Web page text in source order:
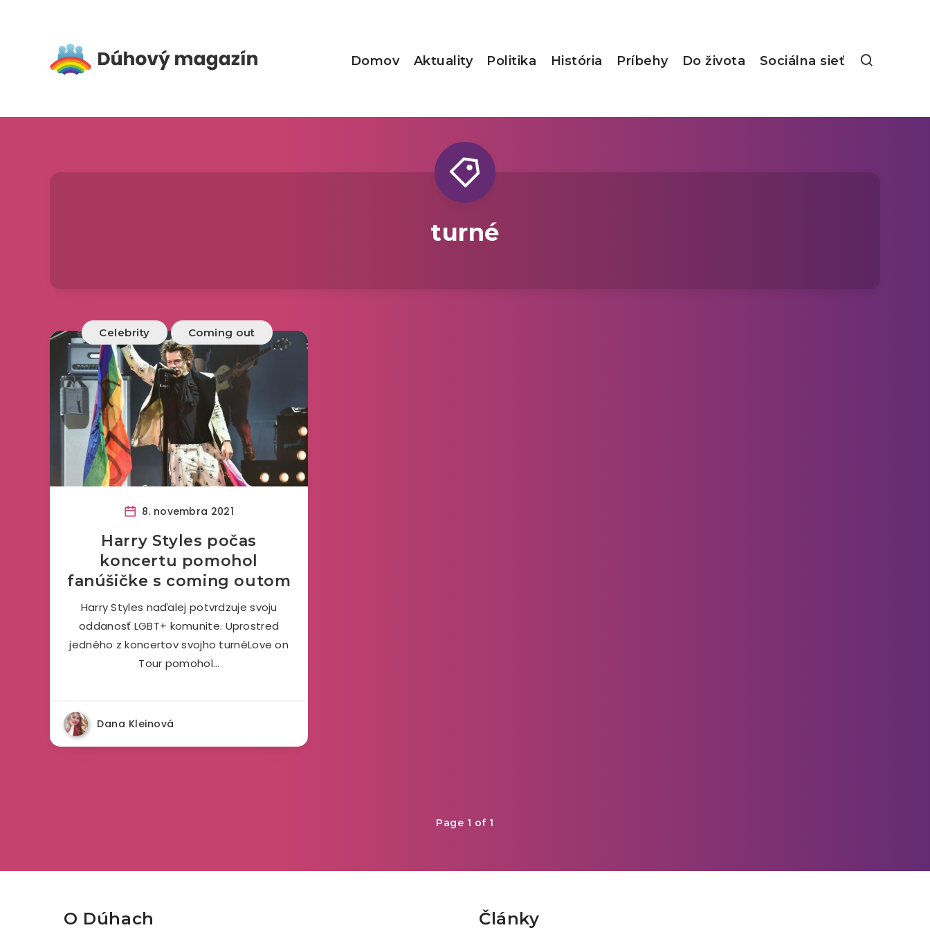
Domov Aktuality Politika História Príbehy Do života Sociálna sieť
turné
Celebrity Coming out
8. novembra 2021
Harry Styles počas
koncertu pomohol
fanúšičke s coming outom
Harry Styles naďalej potvrdzuje svoju
oddanosť LGBT+ komunite. Uprostred
jedného z koncertov svojho turnéLove on
Tour pomohol…
Dana Kleinová
Page 1 of 1
O Dúhach Články